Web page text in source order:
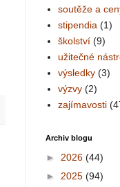
soutěže a
stipendia (1)
školství (9)
užitečné
výsledky (3)
výzvy (2)
zajímavosti
Archiv blogu
► 2026 (44)
► 2025 (94)